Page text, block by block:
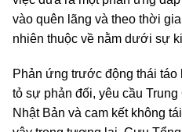
vào quên lãng và theo thời
nhiên thuộc về nằm dưới sự
Phản ứng trước động thái táo
tỏ sự phản đối, yêu cầu
Nhật Bản và cam kết không